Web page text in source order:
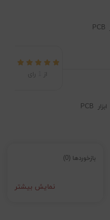
PCB
از رای
ابزار PCB
بازخوردها (0)
نمایش بیشتر